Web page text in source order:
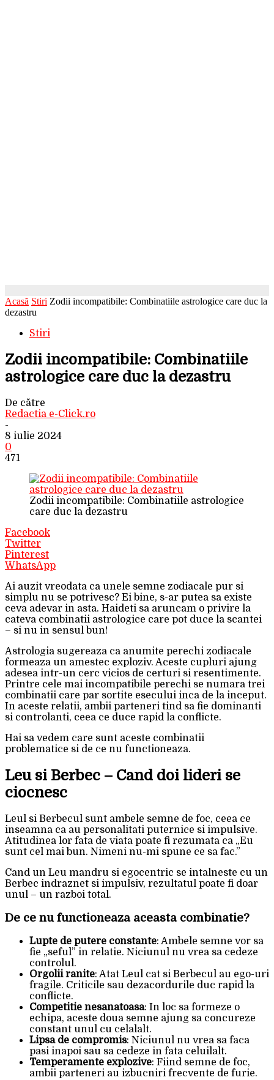
Acasă Stiri Zodii incompatibile: Combinatiile astrologice care duc la
dezastru
Stiri
Zodii incompatibile: Combinatiile
astrologice care duc la dezastru
De către
Redactia e-Click.ro
-
8 iulie 2024
0
471
Zodii incompatibile: Combinatiile astrologice
care duc la dezastru
Facebook
Twitter
Pinterest
WhatsApp
Ai auzit vreodata ca unele semne zodiacale pur si
simplu nu se potrivesc? Ei bine, s-ar putea sa existe
ceva adevar in asta. Haideti sa aruncam o privire la
cateva combinatii astrologice care pot duce la scantei
– si nu in sensul bun!
Astrologia sugereaza ca anumite perechi zodiacale
formeaza un amestec exploziv. Aceste cupluri ajung
adesea intr-un cerc vicios de certuri si resentimente.
Printre cele mai incompatibile perechi se numara trei
combinatii care par sortite esecului inca de la inceput.
In aceste relatii, ambii parteneri tind sa fie dominanti
si controlanti, ceea ce duce rapid la conflicte.
Hai sa vedem care sunt aceste combinatii
problematice si de ce nu functioneaza.
Leu si Berbec – Cand doi lideri se
ciocnesc
Leul si Berbecul sunt ambele semne de foc, ceea ce
inseamna ca au personalitati puternice si impulsive.
Atitudinea lor fata de viata poate fi rezumata ca „Eu
sunt cel mai bun. Nimeni nu-mi spune ce sa fac.”
Cand un Leu mandru si egocentric se intalneste cu un
Berbec indraznet si impulsiv, rezultatul poate fi doar
unul – un razboi total.
De ce nu functioneaza aceasta combinatie?
Lupte de putere constante: Ambele semne vor sa
fie „seful” in relatie. Niciunul nu vrea sa cedeze
controlul.
Orgolii ranite: Atat Leul cat si Berbecul au ego-uri
fragile. Criticile sau dezacordurile duc rapid la
conflicte.
Competitie nesanatoasa: In loc sa formeze o
echipa, aceste doua semne ajung sa concureze
constant unul cu celalalt.
Lipsa de compromis: Niciunul nu vrea sa faca
pasi inapoi sau sa cedeze in fata celuilalt.
Temperamente explozive: Fiind semne de foc,
ambii parteneri au izbucniri frecvente de furie.